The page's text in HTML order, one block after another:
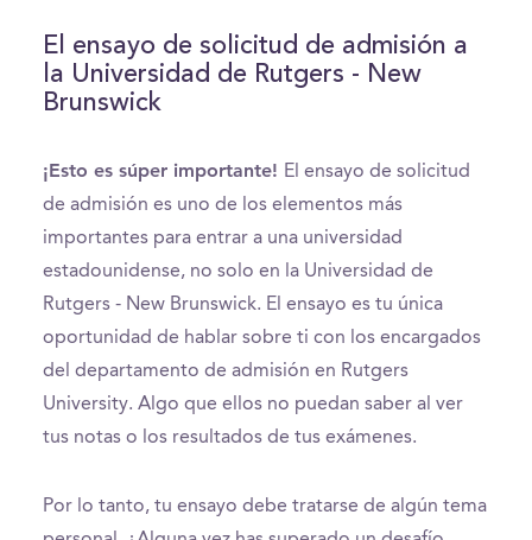
El ensayo de solicitud de admisión a
la Universidad de Rutgers - New
Brunswick
¡Esto es súper importante! El ensayo de solicitud
de admisión es uno de los elementos más
importantes para entrar a una universidad
estadounidense, no solo en la Universidad de
Rutgers - New Brunswick. El ensayo es tu única
oportunidad de hablar sobre ti con los encargados
del departamento de admisión en Rutgers
University. Algo que ellos no puedan saber al ver
tus notas o los resultados de tus exámenes.
Por lo tanto, tu ensayo debe tratarse de algún tema